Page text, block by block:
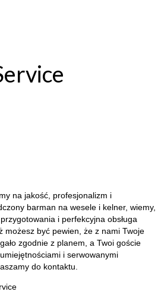
na jakość, profesjonalizm i
barman na wesele i kelner, wiemy,
i perfekcyjna obsługa
możesz być pewien, że z nami Twoje
zgodnie z planem, a Twoi goście
i serwowanymi
do kontaktu.